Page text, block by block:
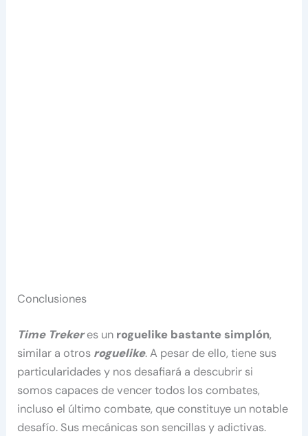
Conclusiones
Time Trekeres un roguelike bastante simplón,
similar a otros roguelike. A pesar de ello, tiene sus
particularidades y nos desafiará a descubrir si
somos capaces de vencer todos los combates,
incluso el último combate, que constituye un notable
desafío. Sus mecánicas son sencillas y adictivas.